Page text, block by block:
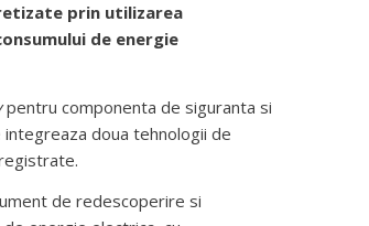
prin utilizarea
de energie
pentru componenta de siguranta si
doua tehnologii de
de redescoperire si